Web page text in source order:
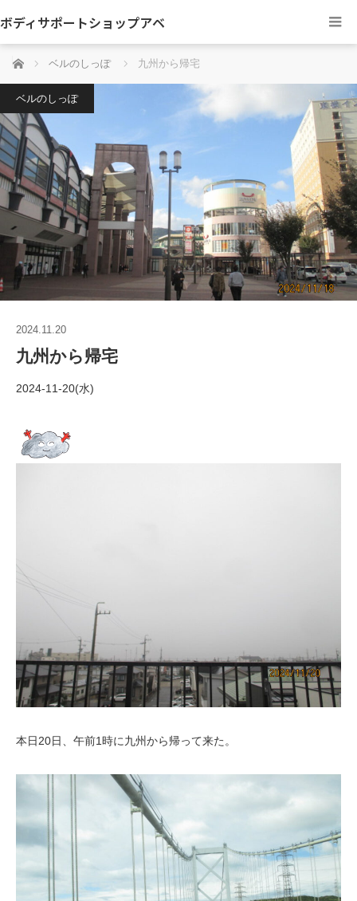
ボディサポートショップアベ
ホーム ベルのしっぽ 九州から帰宅
ベルのしっぽ
2024.11.20
九州から帰宅
2024-11-20(水)
本日20日、午前1時に九州から帰って来た。